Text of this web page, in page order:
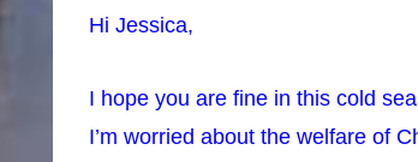
Hi Jessica,
I hope you are fine in this cold
I’m worried about the welfare of